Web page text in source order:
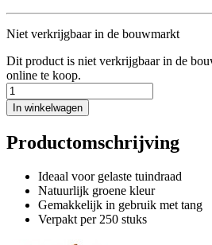
Niet verkrijgbaar in de bouwmarkt
Dit product is niet verkrijgbaar in de
online te koop.
In winkelwagen
Productomschrijving
Ideaal voor gelaste tuindraad
Natuurlijk groene kleur
Gemakkelijk in gebruik met tang
Verpakt per 250 stuks